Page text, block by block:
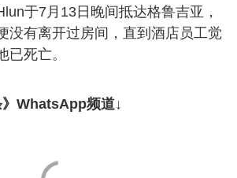
于7月13日晚间抵达格鲁吉亚，
没有离开过房间，直到酒店员工觉
已死亡。
WhatsApp频道↓